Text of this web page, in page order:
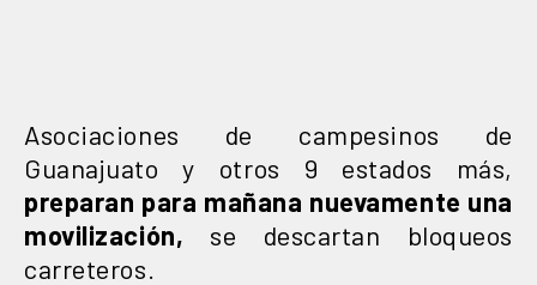
Asociaciones de campesinos de
Guanajuato y otros 9 estados más,
preparan para mañana nuevamente una
movilización, se descartan bloqueos
carreteros.